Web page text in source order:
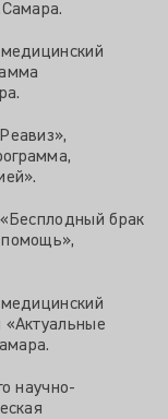
брак
«Актуальные
научно-